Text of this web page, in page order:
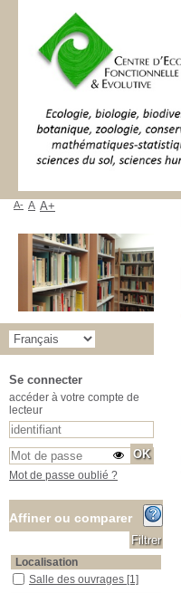
A- A A+
Se connecter
accéder à votre compte de
lecteur
Mot de passe oublié ?
Affiner ou comparer
Localisation
Salle des ouvrages
Salle des ouvrages [1]